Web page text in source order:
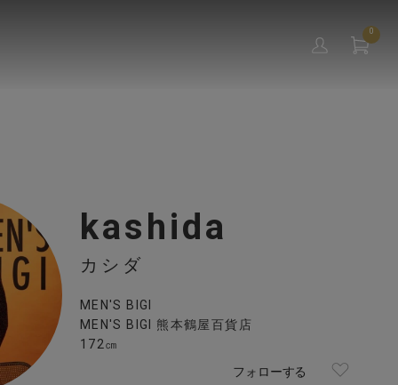
0
kashida
カシダ
MEN'S BIGI
MEN'S BIGI 熊本鶴屋百貨店
172㎝
フォローする